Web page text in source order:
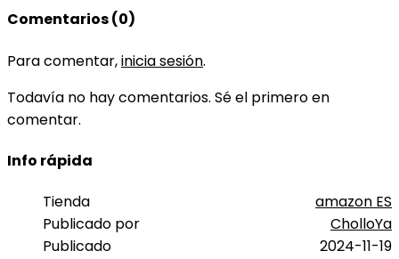
Comentarios (0)
Para comentar,inicia sesión.
Todavía no hay comentarios. Sé el primero en
comentar.
Info rápida
Tienda
amazon ES
Publicado por
CholloYa
Publicado
2024-11-19